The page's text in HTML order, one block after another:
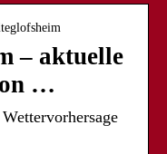
– aktuelle
…